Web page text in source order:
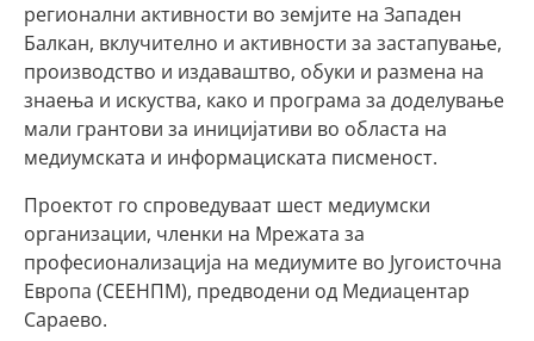
регионални активности во земјите на Западен
Балкан, вклучително и активности за застапување,
производство и издаваштво, обуки и размена на
знаења и искуства, како и програма за доделување
мали грантови за иницијативи во областа на
медиумската и информациската писменост.
Проектот го спроведуваат шест медиумски
организации, членки на Мрежата за
професионализација на медиумите во Југоисточна
Европа (СЕЕНПМ), предводени од Медиацентар
Сараево.